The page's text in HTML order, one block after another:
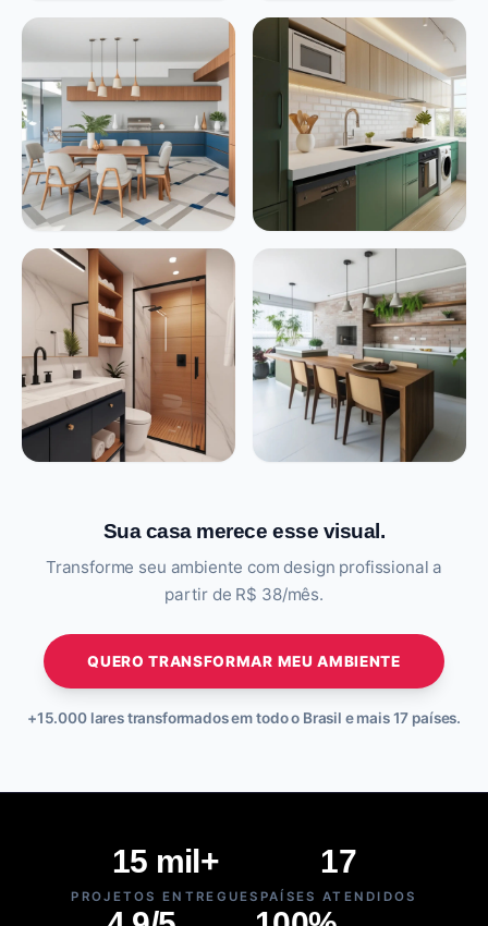
Sua casa merece esse visual.
Transforme seu ambiente com design profissional a
partir de R$ 38/mês.
QUERO TRANSFORMAR MEU AMBIENTE
+15.000 lares transformados em todo o Brasil e mais 17 países.
15 mil+
PROJETOS ENTREGUES
17
PAÍSES ATENDIDOS